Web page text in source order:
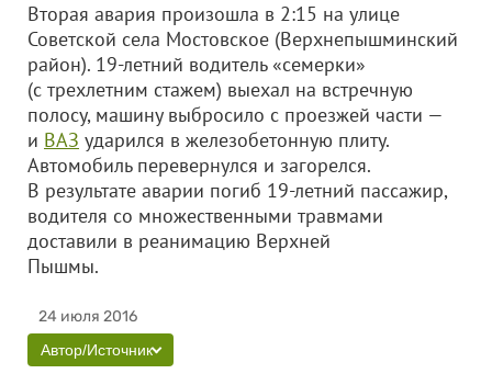
Вторая авария произошла в 2:15 на улице
Советской села Мостовское (Верхнепышминский
район). 19-летний водитель «семерки»
(с трехлетним стажем) выехал на встречную
полосу, машину выбросило с проезжей части —
и ВАЗ ударился в железобетонную плиту.
Автомобиль перевернулся и загорелся.
В результате аварии погиб 19-летний пассажир,
водителя со множественными травмами
доставили в реанимацию Верхней
Пышмы.
24 июля 2016
Автор/Источник